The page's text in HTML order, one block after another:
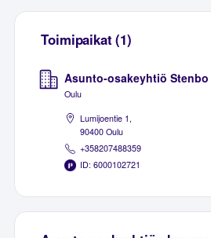
Toimipaikat (1)
Asunto-osakeyhtiö Stenbo
Oulu
Lumijoentie 1,
90400 Oulu
+358207488359
ID: 6000102721